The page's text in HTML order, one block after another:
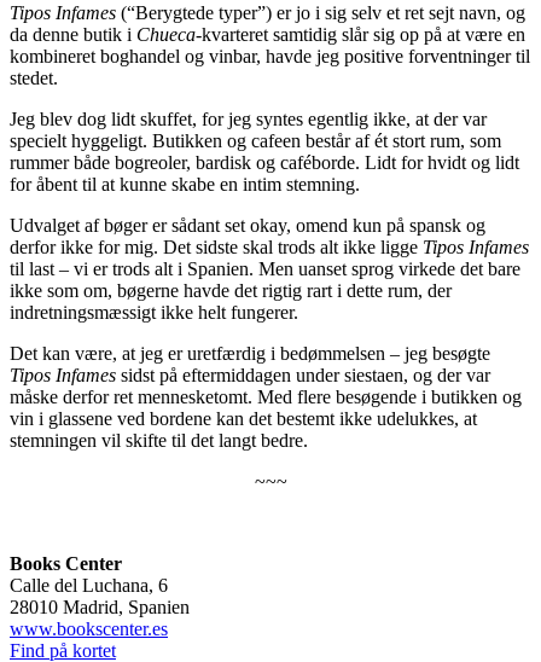
Tipos Infames (“Berygtede typer”) er jo i sig selv et ret sejt navn, og
da denne butik i Chueca-kvarteret samtidig slår sig op på at være en
kombineret boghandel og vinbar, havde jeg positive forventninger til
stedet.
Jeg blev dog lidt skuffet, for jeg syntes egentlig ikke, at der var
specielt hyggeligt. Butikken og cafeen består af ét stort rum, som
rummer både bogreoler, bardisk og caféborde. Lidt for hvidt og lidt
for åbent til at kunne skabe en intim stemning.
Udvalget af bøger er sådant set okay, omend kun på spansk og
derfor ikke for mig. Det sidste skal trods alt ikke ligge Tipos Infames
til last – vi er trods alt i Spanien. Men uanset sprog virkede det bare
ikke som om, bøgerne havde det rigtig rart i dette rum, der
indretningsmæssigt ikke helt fungerer.
Det kan være, at jeg er uretfærdig i bedømmelsen – jeg besøgte
Tipos Infames sidst på eftermiddagen under siestaen, og der var
måske derfor ret mennesketomt. Med flere besøgende i butikken og
vin i glassene ved bordene kan det bestemt ikke udelukkes, at
stemningen vil skifte til det langt bedre.
~~~
Books Center
Calle del Luchana, 6
28010 Madrid, Spanien
www.bookscenter.es
Find på kortet